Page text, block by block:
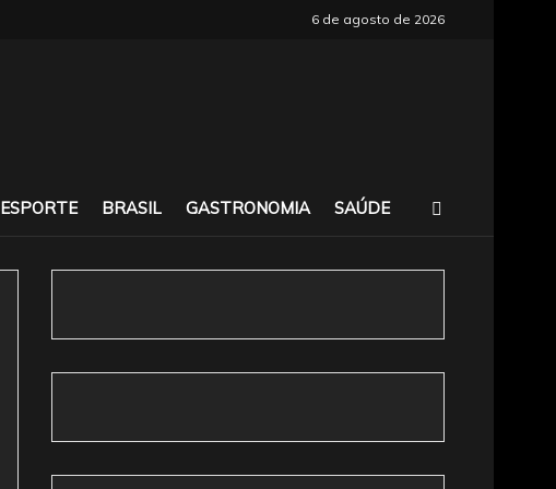
6 de agosto de 2026
ESPORTE BRASIL GASTRONOMIA SAÚDE